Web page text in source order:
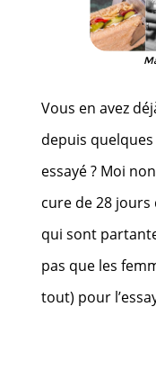
Vous en avez
depuis
essayé ? Moi
cure de 28 jours
qui sont
pas que les
tout) pour